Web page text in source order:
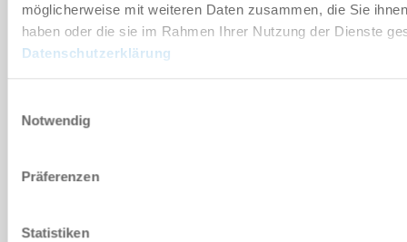
möglicherweise mit weiteren Daten zusammen, die Sie
haben oder die sie im Rahmen Ihrer Nutzung der Dienste
Datenschutzerklärung
Notwendig
Präferenzen
Statistiken
클린룸 적합성 인증서
다운로드